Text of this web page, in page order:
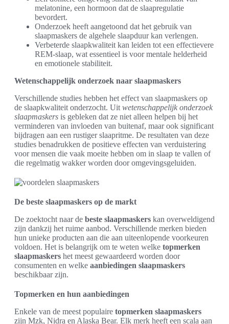
melatonine, een hormoon dat de slaapregulatie
bevordert.
Onderzoek heeft aangetoond dat het gebruik van
slaapmaskers de algehele slaapduur kan verlengen.
Verbeterde slaapkwaliteit kan leiden tot een effectievere
REM-slaap, wat essentieel is voor mentale helderheid
en emotionele stabiliteit.
Wetenschappelijk onderzoek naar slaapmaskers
Verschillende studies hebben het effect van slaapmaskers op
de slaapkwaliteit onderzocht. Uit wetenschappelijk onderzoek
slaapmaskers is gebleken dat ze niet alleen helpen bij het
verminderen van invloeden van buitenaf, maar ook significant
bijdragen aan een rustiger slaapritme. De resultaten van deze
studies benadrukken de positieve effecten van verduistering
voor mensen die vaak moeite hebben om in slaap te vallen of
die regelmatig wakker worden door omgevingsgeluiden.
De beste slaapmaskers op de markt
De zoektocht naar de beste slaapmaskers kan overweldigend
zijn dankzij het ruime aanbod. Verschillende merken bieden
hun unieke producten aan die aan uiteenlopende voorkeuren
voldoen. Het is belangrijk om te weten welke topmerken
slaapmaskers het meest gewaardeerd worden door
consumenten en welke aanbiedingen slaapmaskers
beschikbaar zijn.
Topmerken en hun aanbiedingen
Enkele van de meest populaire topmerken slaapmaskers
zijn Mzk, Nidra en Alaska Bear. Elk merk heeft een scala aan